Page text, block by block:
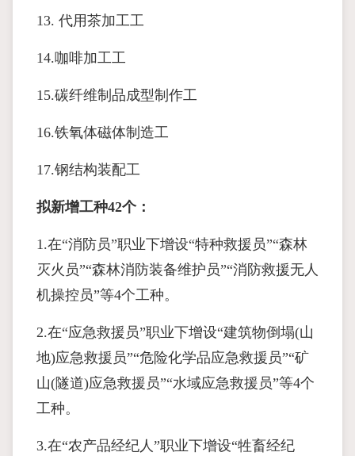
13. 代用茶加工工
14.咖啡加工工
15.碳纤维制品成型制作工
16.铁氧体磁体制造工
17.钢结构装配工
拟新增工种42个：
1.在“消防员”职业下增设“特种救援员”“森林
灭火员”“森林消防装备维护员”“消防救援无人
机操控员”等4个工种。
2.在“应急救援员”职业下增设“建筑物倒塌(山
地)应急救援员”“危险化学品应急救援员”“矿
山(隧道)应急救援员”“水域应急救援员”等4个
工种。
3.在“农产品经纪人”职业下增设“牲畜经纪